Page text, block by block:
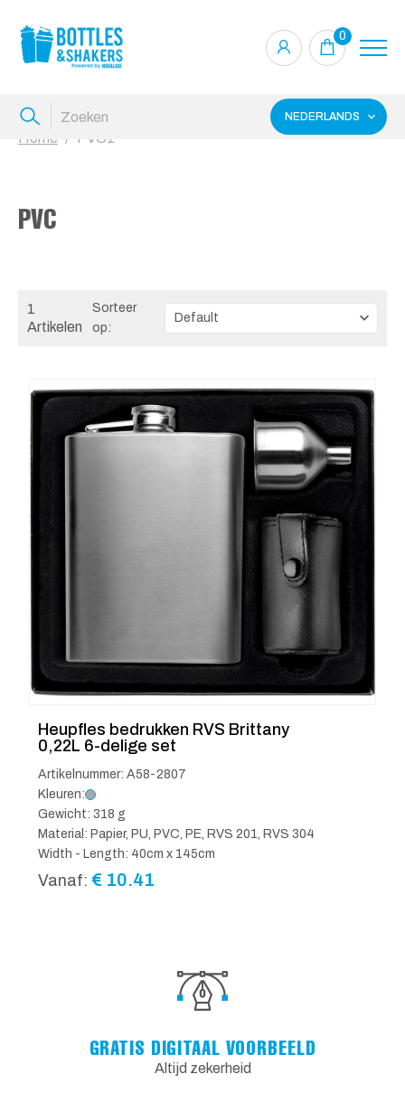
0
NEDERLANDS
Home PVC1
PVC
1
Artikelen
Sorteer
op:
Heupfles bedrukken RVS Brittany
0,22L 6-delige set
Artikelnummer: A58-2807
Kleuren:
Gewicht: 318 g
Material: Papier, PU, PVC, PE, RVS 201, RVS 304
Width - Length: 40cm x 145cm
Vanaf: € 10.41
GRATIS DIGITAAL VOORBEELD
Altijd zekerheid